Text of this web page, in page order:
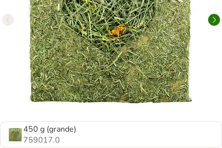
450 g (grande)
759017.0